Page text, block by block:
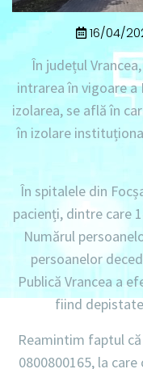
16/04/
În județul
intrarea în vigoare a
izolarea, se află în
în izolare
În spitalele din
pacienți, dintre care
Numărul
persoanelor
Publică Vrancea a
fiind depistate
Reamintim faptul
0800800165, la